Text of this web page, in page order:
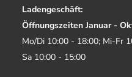
Ladengeschäft:
Öffnungszeiten Januar -
Mo/Di 10:00 - 18:00; Mi-Fr
Sa 10:00 - 15:00